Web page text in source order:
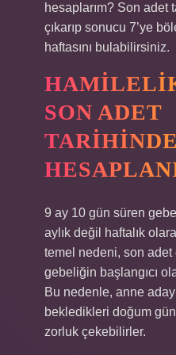
hesaplarım? Son adet
çıkarıp sonucu 7’ye
haftasını bulabilirsiniz.
SON ADET
9 ay 10 gün süren
aylık değil haftalık
temel nedeni, son
gebeliğin başlangıcı
Bu nedenle, anne
bekledikleri doğum
zorluk çekebilirler.